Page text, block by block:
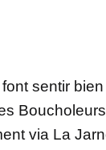
sentir
via La